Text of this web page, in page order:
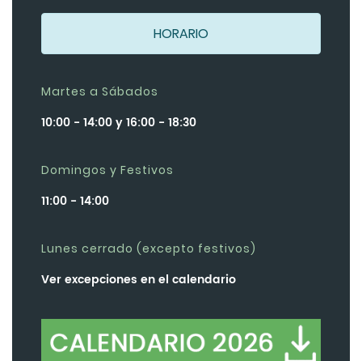
HORARIO
Martes a Sábados
10:00 - 14:00 y 16:00 - 18:30
Domingos y Festivos
11:00 - 14:00
Lunes cerrado (excepto festivos)
Ver excepciones en el calendario